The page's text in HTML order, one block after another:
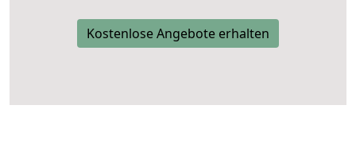
Kostenlose Angebote erhalten